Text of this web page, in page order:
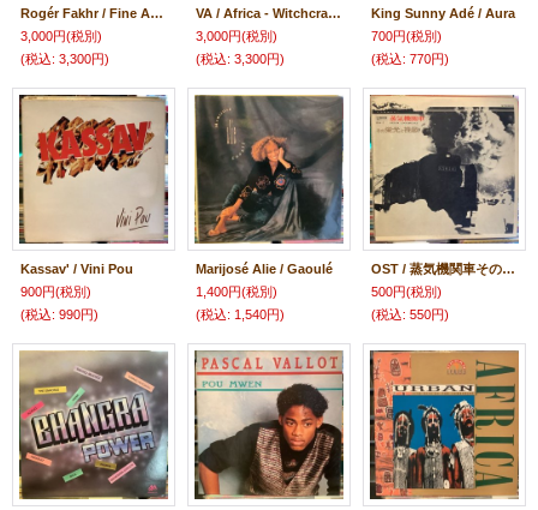
Rogér Fakhr / Fine Anyway
3,000円(税別)
(税込: 3,300円)
VA / Africa - Witchcraft & Ritual Music
3,000円(税別)
(税込: 3,300円)
King Sunny Adé / Aura
700円(税別)
(税込: 770円)
Kassav' / Vini Pou
900円(税別)
(税込: 990円)
Marijosé Alie / Gaoulé
1,400円(税別)
(税込: 1,540円)
OST / 蒸気機関車その栄光と挽歌
500円(税別)
(税込: 550円)